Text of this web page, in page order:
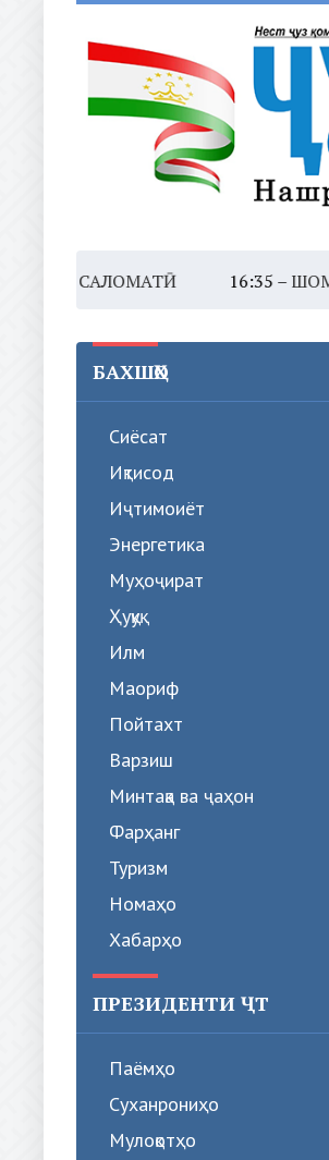
САЛОМАТӢ16:35 – ШОМИ
БАХШҲО
Сиёсат
Иқтисод
Иҷтимоиёт
Энергетика
Муҳоҷират
Ҳуқуқ
Илм
Маориф
Пойтахт
Варзиш
Минтақа ва ҷаҳон
Фарҳанг
Туризм
Номаҳо
Хабарҳо
ПРЕЗИДЕНТИ ҶТ
Паёмҳо
Суханрониҳо
Мулоқотҳо